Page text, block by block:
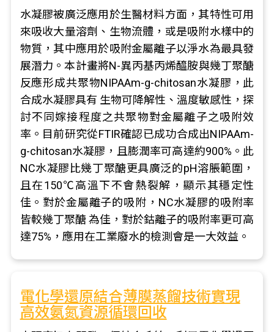
水凝膠被廣泛應用於生醫材料方面，其特性可用
來吸收大量溶劑、生物流體，或是吸附水樣中的
物質，其中應用於吸附金屬離子以淨水為最具發
展潛力。本計畫將N-異丙基丙烯醯胺與幾丁聚醣
反應形成共聚物NIPAAm-g-chitosan水凝膠，此
合成水凝膠具有 生物可降解性、溫度敏感性，探
討不同嫁接程度之共聚物對金屬離子之吸附效
率。目前研究從FTIR確認已成功合成出NIPAAm-
g-chitosan水凝膠，且膨潤率可高達約900%。此
NC水凝膠比幾丁聚醣更具廣泛的pH溶脹範圍，
且在150℃高溫下不會熱裂解，顯示其穩定性
佳。對於金屬離子的吸附，NC水凝膠的吸附率
皆較幾丁聚醣 為佳，對於鈷離子的吸附率更可高
達75%，應用在工業廢水的檢測會是一大效益。
電化學還原結合薄膜蒸餾技術實現
高效氨氮資源循環回收